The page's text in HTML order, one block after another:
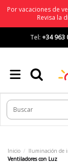
Por vacaciones de
Revisa la
Tel: +34 963
Inicio Iluminación de
Ventiladores con Luz